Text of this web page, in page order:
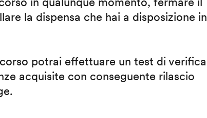
la dispensa che hai a disposizione in
potrai effettuare un test di verifica
acquisite con conseguente rilascio